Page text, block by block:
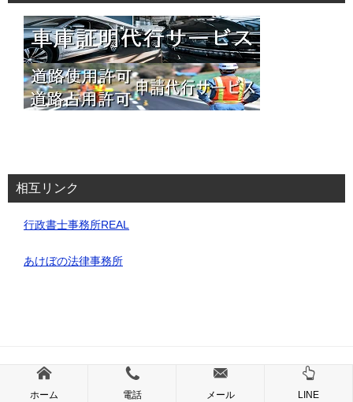
相互リンク
行政書士事務所REAL
あけぼの法律事務所
© 2025 道路使用・占用許可申請代行サービス｜埼玉・行政書士事務所REAL
ホーム 電話 メール LINE